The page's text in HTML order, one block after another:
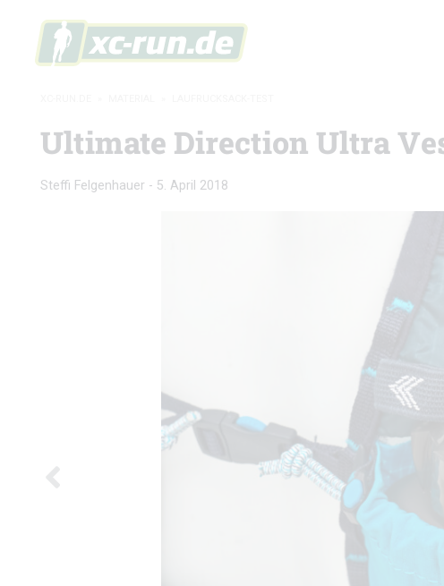
Ultimate Direction Ultra
Steffi Felgenhauer - 5. April 2018